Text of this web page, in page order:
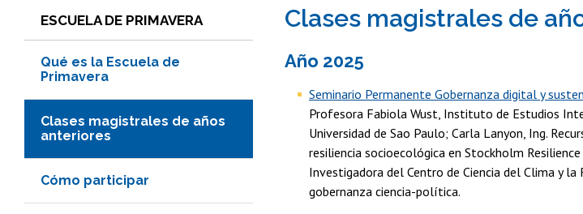
ESCUELA DE PRIMAVERA
Qué es la Escuela de
Primavera
Clases magistrales de años
anteriores
Cómo participar
Clases magistrales de
Año 2025
Seminario Permanente Gobernanza digital y
Profesora Fabiola Wust, Instituto de Estudios
Universidad de Sao Paulo; Carla Lanyon, Ing.
resiliencia socioecológica en Stockholm
Investigadora del Centro de Ciencia del Clima y
gobernanza ciencia-política.